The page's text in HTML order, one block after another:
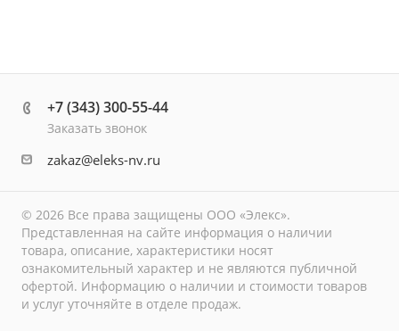
+7 (343) 300-55-44
Заказать звонок
zakaz@eleks-nv.ru
© 2026 Все права защищены ООО «Элекс».
Представленная на сайте информация о наличии
товара, описание, характеристики носят
ознакомительный характер и не являются публичной
офертой. Информацию о наличии и стоимости товаров
и услуг уточняйте в отделе продаж.